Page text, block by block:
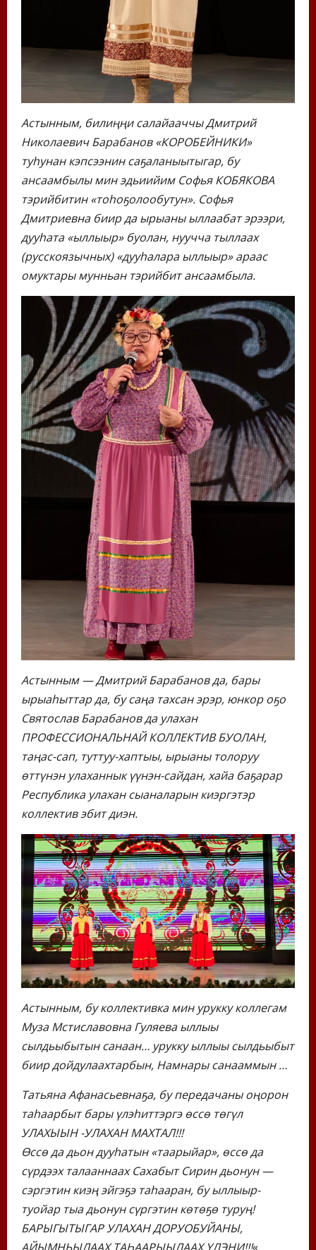
Астынным, билиңңи салайааччы Дмитрий
Николаевич Барабанов «КОРОБЕЙНИКИ»
туһунан кэпсээнин саҕаланыытыгар, бу
ансаамбылы мин эдьиийим Софья КОБЯКОВА
тэрийбитин «тоһоҕолообутун». Софья
Дмитриевна биир да ырыаны ыллаабат эрээри,
дууһата «ыллыыр» буолан, нуучча тыллаах
(русскоязычных) «дууһалара ыллыыр» араас
омуктары мунньан тэрийбит ансаамбыла.
Астынным — Дмитрий Барабанов да, бары
ырыаһыттар да, бу саңа тахсан эрэр, юнкор оҕо
Святослав Барабанов да улахан
ПРОФЕССИОНАЛЬНАЙ КОЛЛЕКТИВ БУОЛАН,
таңас-сап, туттуу-хаптыы, ырыаны толоруу
өттүнэн улаханнык үүнэн-сайдан, хайа баҕарар
Республика улахан сыаналарын киэргэтэр
коллектив эбит диэн.
Астынным, бу коллективка мин урукку коллегам
Муза Мстиславовна Гуляева ыллыы
сылдьыбытын санаан… урукку ыллыы сылдьыбыт
биир дойдулаахтарбын, Намнары санааммын …
Татьяна Афанасьевнаҕа, бу передачаны оңорон
таһаарбыт бары үлэһиттэргэ өссө төгүл
УЛАХЫЫН -УЛАХАН МАХТАЛ!!!
Өссө да дьон дууһатын «таарыйар», өссө да
сүрдээх талааннаах Сахабыт Сирин дьонун —
сэргэтин киэң эйгэҕэ таһааран, бу ыллыыр-
туойар тыа дьонун сүргэтин көтөҕө туруң!
БАРЫГЫТЫГАР УЛАХАН ДОРУОБУЙАНЫ,